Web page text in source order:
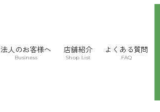
法人のお客様へ
Business
店舗紹介
Shop List
よくある質問
FAQ